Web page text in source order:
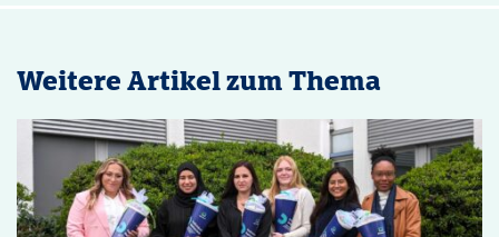
Weitere Artikel zum Thema